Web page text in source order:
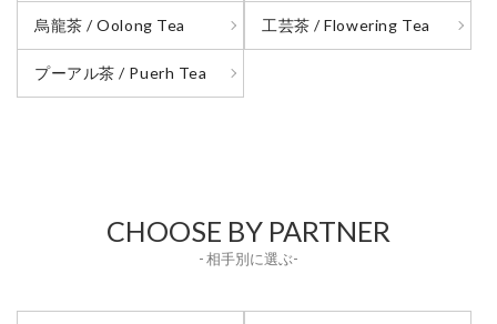
烏龍茶 / Oolong Tea 工芸茶 / Flowering Tea
プーアル茶 / Puerh Tea
CHOOSE BY PARTNER
- 相手別に選ぶ-